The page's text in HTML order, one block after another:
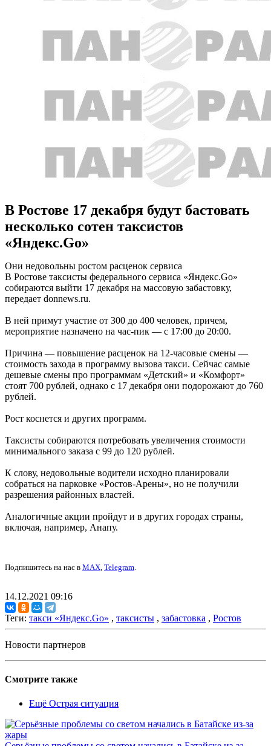
В Ростове 17 декабря будут бастовать
несколько сотен таксистов
«Яндекс.Go»
Они недовольны ростом расценок сервиса
В Ростове таксисты федерального сервиса «Яндекс.Go»
собираются выйти 17 декабря на массовую забастовку,
передает donnews.ru.
В ней примут участие от 300 до 400 человек, причем,
мероприятие назначено на час-пик — с 17:00 до 20:00.
Причина — повышение расценок на 12-часовые смены —
стоимость захода в программу вызова такси. Сейчас самые
дешевые смены про программам «Детский» и «Комфорт»
стоят 700 рублей, однако с 17 декабря они подорожают до 760
рублей.
Рост коснется и других программ.
Таксисты собираются потребовать увеличения стоимости
минимального заказа с 99 до 120 рублей.
К слову, недовольные водители исходно планировали
собраться на парковке «Ростов-Арены», но не получили
разрешения районных властей.
Аналогичные акции пройдут и в других городах страны,
включая, например, Анапу.
Подпишитесь на нас в MAX, Telegram.
14.12.2021 09:16
Теги: такси «Яндекс.Go» , таксисты , забастовка , Ростов
Новости партнеров
Смотрите также
Ещё Острая ситуация